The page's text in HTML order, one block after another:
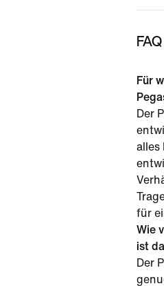
Für
Der
alles
für
Wie
ist
Der